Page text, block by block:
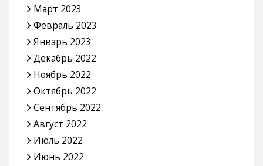
Март 2023
Февраль 2023
Январь 2023
Декабрь 2022
Ноябрь 2022
Октябрь 2022
Сентябрь 2022
Август 2022
Июль 2022
Июнь 2022